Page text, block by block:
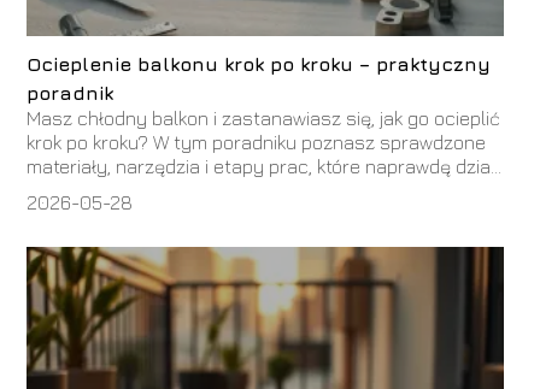
Ocieplenie balkonu krok po kroku – praktyczny
poradnik
Masz chłodny balkon i zastanawiasz się, jak go ocieplić
krok po kroku? W tym poradniku poznasz sprawdzone
materiały, narzędzia i etapy prac, które naprawdę dzia...
2026-05-28